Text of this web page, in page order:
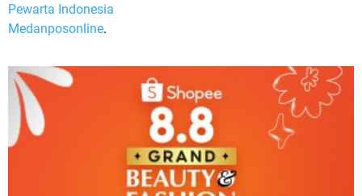
Pewarta Indonesia
Medanposonline.